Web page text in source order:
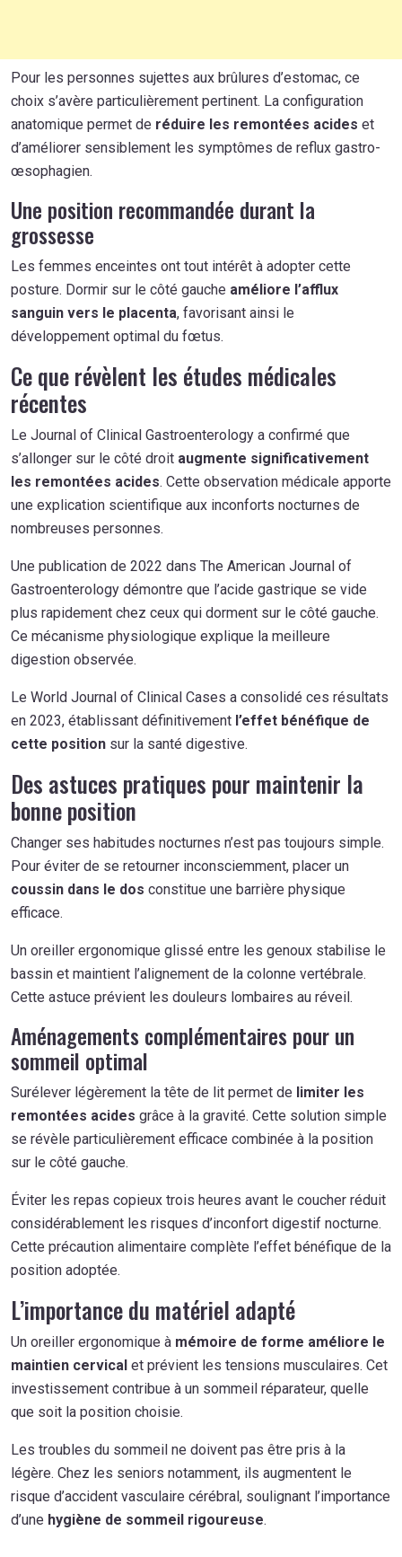
Pour les personnes sujettes aux brûlures d’estomac, ce
choix s’avère particulièrement pertinent. La configuration
anatomique permet de réduire les remontées acides et
d’améliorer sensiblement les symptômes de reflux gastro-
œsophagien.
Une position recommandée durant la
grossesse
Les femmes enceintes ont tout intérêt à adopter cette
posture. Dormir sur le côté gauche améliore l’afflux
sanguin vers le placenta, favorisant ainsi le
développement optimal du fœtus.
Ce que révèlent les études médicales
récentes
Le Journal of Clinical Gastroenterology a confirmé que
s’allonger sur le côté droit augmente significativement
les remontées acides. Cette observation médicale apporte
une explication scientifique aux inconforts nocturnes de
nombreuses personnes.
Une publication de 2022 dans The American Journal of
Gastroenterology démontre que l’acide gastrique se vide
plus rapidement chez ceux qui dorment sur le côté gauche.
Ce mécanisme physiologique explique la meilleure
digestion observée.
Le World Journal of Clinical Cases a consolidé ces résultats
en 2023, établissant définitivement l’effet bénéfique de
cette position sur la santé digestive.
Des astuces pratiques pour maintenir la
bonne position
Changer ses habitudes nocturnes n’est pas toujours simple.
Pour éviter de se retourner inconsciemment, placer un
coussin dans le dos constitue une barrière physique
efficace.
Un oreiller ergonomique glissé entre les genoux stabilise le
bassin et maintient l’alignement de la colonne vertébrale.
Cette astuce prévient les douleurs lombaires au réveil.
Aménagements complémentaires pour un
sommeil optimal
Surélever légèrement la tête de lit permet de limiter les
remontées acides grâce à la gravité. Cette solution simple
se révèle particulièrement efficace combinée à la position
sur le côté gauche.
Éviter les repas copieux trois heures avant le coucher réduit
considérablement les risques d’inconfort digestif nocturne.
Cette précaution alimentaire complète l’effet bénéfique de la
position adoptée.
L’importance du matériel adapté
Un oreiller ergonomique à mémoire de forme améliore le
maintien cervical et prévient les tensions musculaires. Cet
investissement contribue à un sommeil réparateur, quelle
que soit la position choisie.
Les troubles du sommeil ne doivent pas être pris à la
légère. Chez les seniors notamment, ils augmentent le
risque d’accident vasculaire cérébral, soulignant l’importance
d’une hygiène de sommeil rigoureuse.